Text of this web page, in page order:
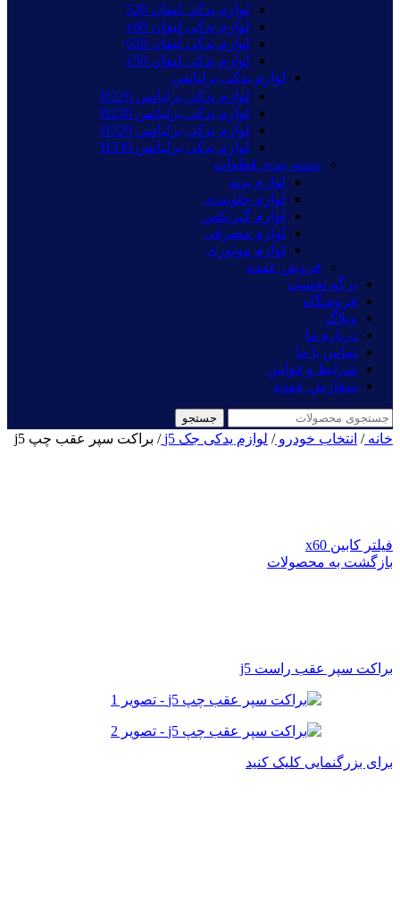
لوازم یدکی لیفان 520
لوازم یدکی لیفان x60
لوازم یدکی لیفان 620
لوازم یدکی لیفان x50
لوازم یدکی برلیانس
لوازم یدکی برلیانس H220
لوازم یدکی برلیانس H230
لوازم یدکی برلیانس H320
لوازم یدکی برلیانس H330
دسته بندی قطعات
لوازم بدنه
لوازم جلوبندی
لوازم گیربکس
لوازم مصرفی
لوازم موتوری
فروش عمده
برگه نخست
فروشگاه
وبلاگ
درباره ما
تماس با ما
شرایط و قوانین
سفارش عمده
جستجو
خانه/ انتخاب خودرو/ لوازم یدکی جک j5 / براکت سپر عقب چپ j5
فیلتر کابین x60
بازگشت به محصولات
براکت سپر عقب راست j5
برای بزرگنمایی کلیک کنید